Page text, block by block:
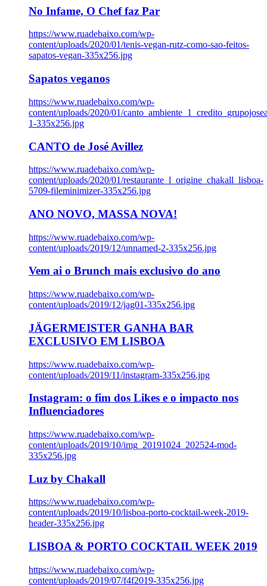
No Infame, O Chef faz Par
https://www.ruadebaixo.com/wp-
content/uploads/2020/01/tenis-vegan-rutz-como-sao-feitos-
sapatos-vegan-335x256.jpg
Sapatos veganos
https://www.ruadebaixo.com/wp-
content/uploads/2020/01/
1-335x256.jpg
CANTO de José Avillez
https://www.ruadebaixo.com/wp-
content/uploads/2020/01/restaurante_l_origine_chakall_lisboa-
5709-fileminimizer-335x256.jpg
ANO NOVO, MASSA NOVA!
https://www.ruadebaixo.com/wp-
content/uploads/2019/12/unnamed-2-335x256.jpg
Vem ai o Brunch mais exclusivo do ano
https://www.ruadebaixo.com/wp-
content/uploads/2019/12/jag01-335x256.jpg
JÄGERMEISTER GANHA BAR
EXCLUSIVO EM LISBOA
https://www.ruadebaixo.com/wp-
content/uploads/2019/11/instagram-335x256.jpg
Instagram: o fim dos Likes e o impacto nos
Influenciadores
https://www.ruadebaixo.com/wp-
content/uploads/2019/10/img_20191024_202524-mod-
335x256.jpg
Luz by Chakall
https://www.ruadebaixo.com/wp-
content/uploads/2019/10/lisboa-porto-cocktail-week-2019-
header-335x256.jpg
LISBOA & PORTO COCKTAIL WEEK 2019
https://www.ruadebaixo.com/wp-
content/uploads/2019/07/f4f2019-335x256.jpg